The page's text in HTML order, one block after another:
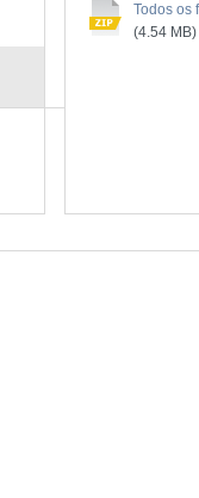
Todos os
(4.54 MB)